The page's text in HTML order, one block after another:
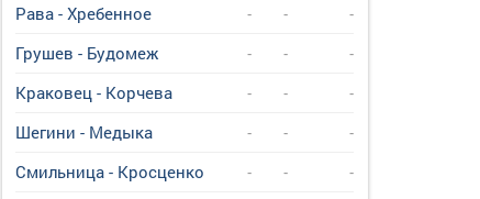
Рава - Хребенное
- -
-
Грушев - Будомеж
- -
-
Краковец - Корчева
- -
-
Шегини - Медыка
- -
-
Смильница - Кросценко
- - -